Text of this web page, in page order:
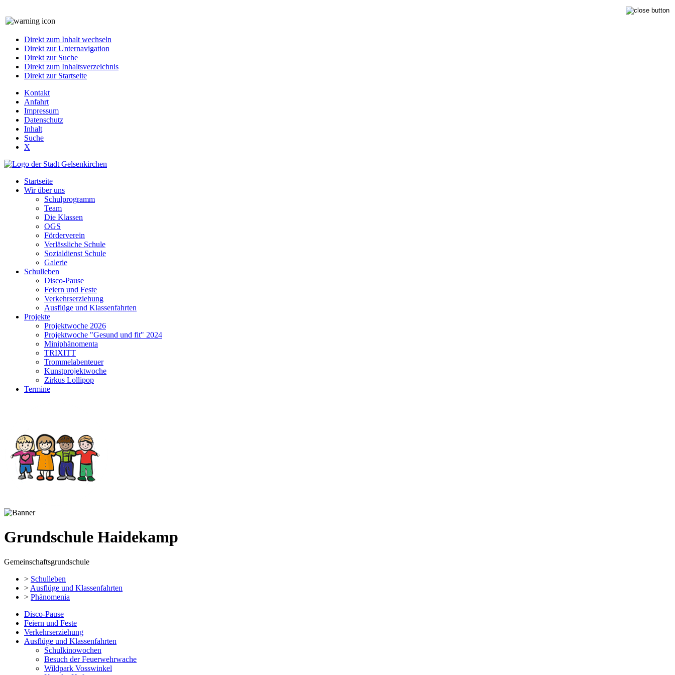
Direkt zum Inhalt wechseln
Direkt zur Unternavigation
Direkt zur Suche
Direkt zum Inhaltsverzeichnis
Direkt zur Startseite
Kontakt
Anfahrt
Impressum
Datenschutz
Inhalt
Suche
X
Startseite
Wir über uns
Schulprogramm
Team
Die Klassen
OGS
Förderverein
Verlässliche Schule
Sozialdienst Schule
Galerie
Schulleben
Disco-Pause
Feiern und Feste
Verkehrserziehung
Ausflüge und Klassenfahrten
Projekte
Projektwoche 2026
Projektwoche "Gesund und fit" 2024
Miniphänomenta
TRIXITT
Trommelabenteuer
Kunstprojektwoche
Zirkus Lollipop
Termine
Grundschule Haidekamp
Gemeinschaftsgrundschule
> Schulleben
> Ausflüge und Klassenfahrten
> Phänomenia
Disco-Pause
Feiern und Feste
Verkehrserziehung
Ausflüge und Klassenfahrten
Schulkinowochen
Besuch der Feuerwehrwache
Wildpark Vosswinkel